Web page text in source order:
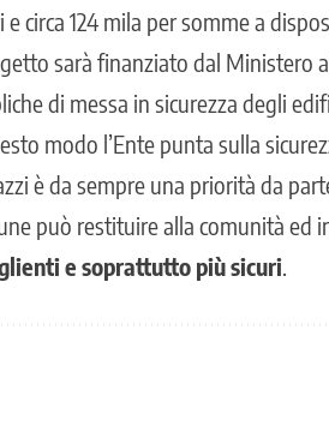
e circa 124 mila per somme a
sarà finanziato dal Ministero
di messa in sicurezza degli
modo l’Ente punta sulla
è da sempre una priorità da
può restituire alla comunità ed
e soprattutto più sicuri